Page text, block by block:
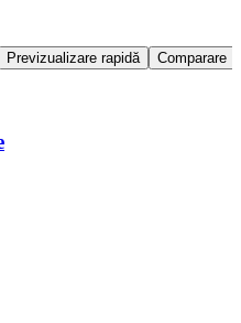
Previzualizare rapidă Comparare